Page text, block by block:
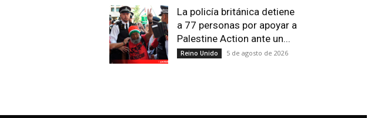
La policía británica detiene
a 77 personas por apoyar a
Palestine Action ante un...
Reino Unido 5 de agosto de 2026